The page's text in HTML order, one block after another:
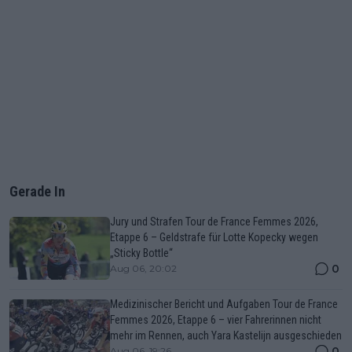
Gerade In
Jury und Strafen Tour de France Femmes 2026,
Etappe 6 – Geldstrafe für Lotte Kopecky wegen
„Sticky Bottle“
Aug 06, 20:02 0
Medizinischer Bericht und Aufgaben Tour de France
Femmes 2026, Etappe 6 – vier Fahrerinnen nicht
mehr im Rennen, auch Yara Kastelijn ausgeschieden